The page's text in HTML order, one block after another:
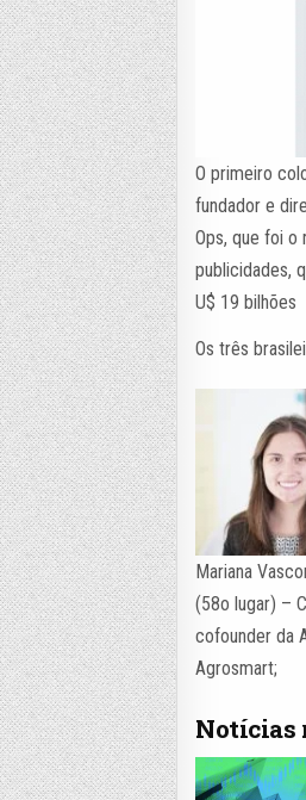
O primeiro
fundador e
Ops, que foi o
publicidades,
U$ 19 bilhões
Os três
Mariana
(58o lugar) –
cofounder da
Agrosmart;
Notícias